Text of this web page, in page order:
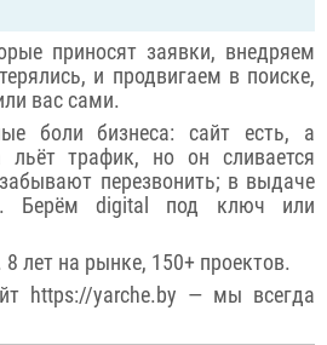
приносят заявки, внедряем
и продвигаем в поиске,
вас сами.
боли бизнеса: сайт есть, а
льёт трафик, но он сливается
перезвонить; в выдаче
Берём digital под ключ или
лет на рынке, 150+ проектов.
https://yarche.by — мы всегда